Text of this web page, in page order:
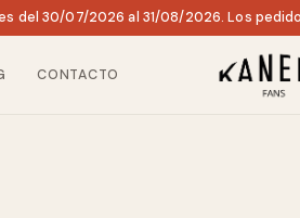
del 30/07/2026 al 31/08/2026. Los
CONTACTO